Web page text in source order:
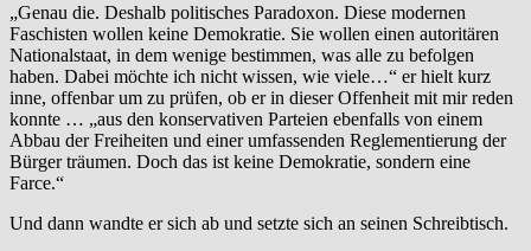
„Genau die. Deshalb politisches Paradoxon. Diese modernen
Faschisten wollen keine Demokratie. Sie wollen einen autoritären
Nationalstaat, in dem wenige bestimmen, was alle zu befolgen
haben. Dabei möchte ich nicht wissen, wie viele…“ er hielt kurz
inne, offenbar um zu prüfen, ob er in dieser Offenheit mit mir reden
konnte … „aus den konservativen Parteien ebenfalls von einem
Abbau der Freiheiten und einer umfassenden Reglementierung der
Bürger träumen. Doch das ist keine Demokratie, sondern eine
Farce.“
Und dann wandte er sich ab und setzte sich an seinen Schreibtisch.